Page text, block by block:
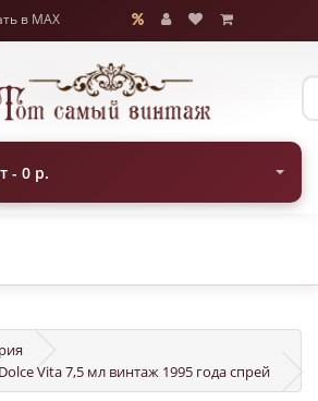
в MAX
- 0 р.
Vita 7,5 мл винтаж 1995 года спрей